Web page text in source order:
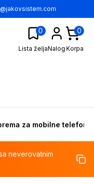
0
Lista željaNalog
0
Korpa
za mobilne telefone
%
neverovatnim